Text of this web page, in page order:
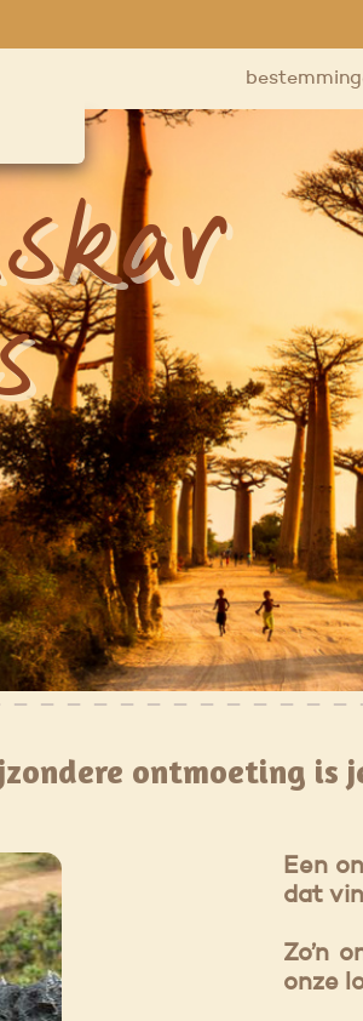
ontmoeting is
Een
dat
Zo’n
onze